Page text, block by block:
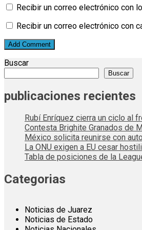
Recibir un correo electrónico con
Recibir un correo electrónico con
Buscar
Buscar
publicaciones recientes
Rubí Enríquez cierra un ciclo al
Contesta Brighite Granados de
México solicita reunirse con
La ONU exigen a EU cesar
Tabla de posiciones de la
Categorias
Noticias de Juarez
Noticias de Estado